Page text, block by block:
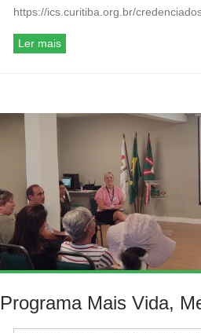
https://ics.curitiba.org.br/
Ler mais
Programa Mais Vida,